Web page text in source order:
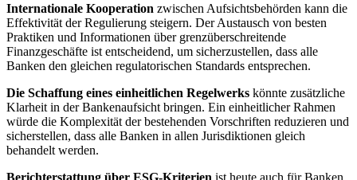
Internationale Kooperation zwischen Aufsichtsbehörden kann die ​
Effektivität der Regulierung steigern.​ Der Austausch⁣ von besten‌
Praktiken und Informationen ⁤über grenzüberschreitende
Finanzgeschäfte ist entscheidend, um sicherzustellen, dass alle
Banken den gleichen ⁢regulatorischen Standards entsprechen.
Die Schaffung eines einheitlichen‍ Regelwerks könnte zusätzliche
Klarheit in der Bankenaufsicht ⁢bringen. Ein ‍einheitlicher Rahmen
würde die Komplexität der bestehenden ‌Vorschriften reduzieren und‌
sicherstellen, dass alle Banken in allen Jurisdiktionen gleich
behandelt werden.
Berichterstattung über ESG-Kriterien ist heute auch für Banken